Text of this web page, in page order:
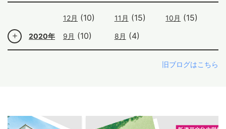
2020年
12月 (10) 11月 (15) 10月 (15)
9月 (10) 8月 (4)
旧ブログはこちら